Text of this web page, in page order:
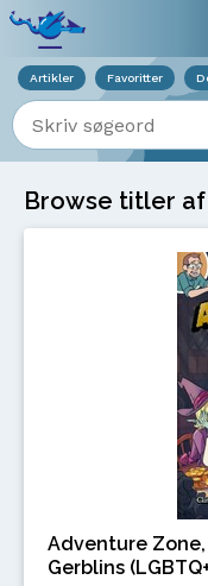
Artikler Favoritter
Indtast søgeord
Browse titler
Adventure Zone,
Gerblins
Viser overlay for